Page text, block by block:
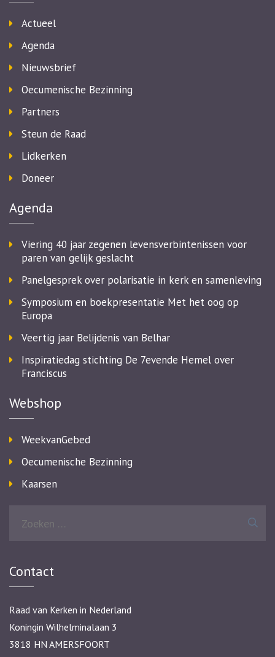
Actueel
Agenda
Nieuwsbrief
Oecumenische Bezinning
Partners
Steun de Raad
Lidkerken
Doneer
Agenda
Viering 40 jaar zegenen levensverbintenissen voor
paren van gelijk geslacht
Panelgesprek over polarisatie in kerk en samenleving
Symposium en boekpresentatie Met het oog op
Europa
Veertig jaar Belijdenis van Belhar
Inspiratiedag stichting De 7evende Hemel over
Franciscus
Webshop
WeekvanGebed
Oecumenische Bezinning
Kaarsen
Contact
Raad van Kerken in Nederland
Koningin Wilhelminalaan 3
3818 HN AMERSFOORT